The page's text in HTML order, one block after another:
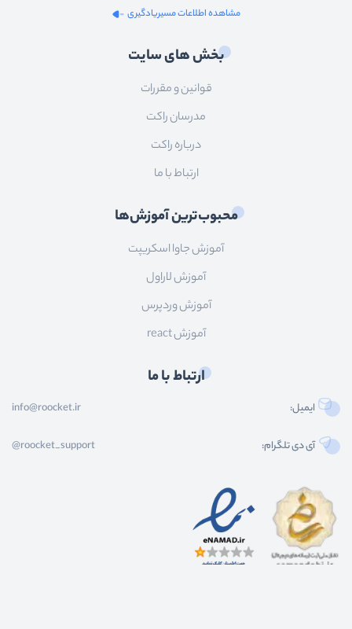
مشاهده اطلاعات مسیریادگیری
بخش های سایت
قوانین و مقررات
مدرسان راکت
درباره راکت
ارتباط با ما
محبوب‌ترین آموزش‌ها
آموزش جاوا اسکریپت
آموزش لاراول
آموزش وردپرس
آموزش react
ارتباط با ما
ایمیل: info@roocket.ir
آی دی تلگرام: @roocket_support